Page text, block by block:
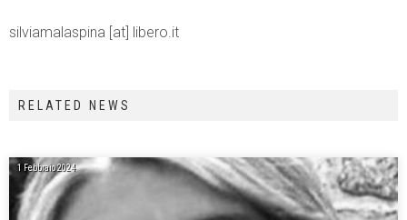
silviamalaspina [at] libero.it
RELATED NEWS
1 Febbraio 2024